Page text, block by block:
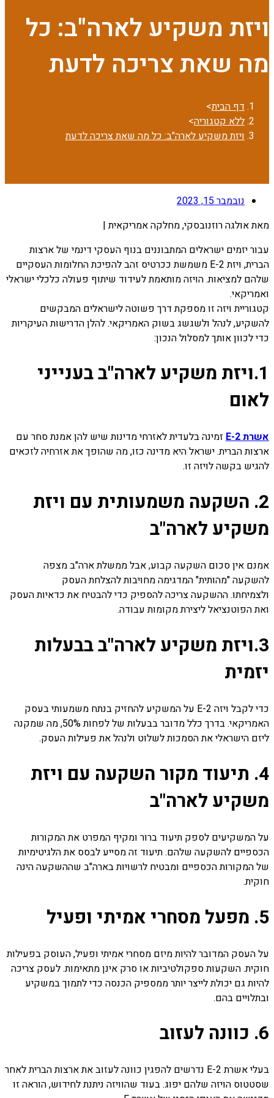
ויזת משקיע לארה"ב: כל
מה שאת צריכה לדעת
דף הבית>
ללא קטגוריה>
ויזת משקיע לארה"ב: כל מה שאת צריכה לדעת
נובמבר 15, 2023
מאת אולגה רוזנובסקי, מחלקה אמריקאית |
עבור יזמים ישראלים המתבוננים בנוף העסקי דינמי של ארצות
הברית, ויזת E-2 משמשת ככרטיס זהב להפיכת החלומות העסקיים
שלהם למציאות. הויזה מותאמת לעידוד שיתוף פעולה כלכלי ישראלי
ואמריקאי.
קטגוריית ויזה זו מספקת דרך פשוטה לישראלים המבקשים
להשקיע, לנהל ולשגשג בשוק האמריקאי. להלן הדרישות העיקריות
כדי לכוון אותך למסלול הנכון:
1. ויזת משקיע לארה"בבענייני
לאום
אשרת E-2
זמינה בלעדית לאזרחי מדינות שיש להן אמנת סחר עם
ארצות הברית. ישראל היא מדינה כזו, מה שהופך את אזרחיה לזכאים
להגיש בקשה לויזה זו.
2. השקעה משמעותית עם
ויזת
משקיע לארה"ב
אמנם אין סכום השקעה קבוע, אבל ממשלת ארה"ב מצפה
להשקעה "מהותית" המדגימה מחויבות להצלחת העסק
ולצמיחתו. ההשקעה צריכה להספיק כדי להבטיח את כדאיות העסק
ואת הפוטנציאל ליצירת מקומות עבודה.
3. ויזת משקיע לארה"בבבעלות
יזמית
כדי לקבל ויזה E-2 על המשקיע להחזיק בנתח משמעותי בעסק
האמריקאי. בדרך כלל מדובר בבעלות של לפחות 50%, מה שמקנה
ליזם הישראלי את הסמכות לשלוט ולנהל את פעילות העסק.
4. תיעוד מקור השקעה עם
ויזת
משקיע לארה"ב
על המשקיעים לספק תיעוד ברור ומקיף המפרט את המקורות
הכספיים להשקעה שלהם. תיעוד זה מסייע לבסס את הלגיטימיות
של המקורות הכספיים ומבטיח לרשויות בארה"ב שההשקעה הינה
חוקית.
5. מפעל מסחרי אמיתי ופעיל
על העסק המדובר להיות מיזם מסחרי אמיתי ופעיל, העוסק בפעילות
חוקית. השקעות ספקולטיביות או סרק אינן מתאימות. לעסק צריכה
להיות גם יכולת לייצר יותר ממספיק הכנסה כדי לתמוך במשקיע
ובתלויים בהם.
6. כוונה לעזוב
בעלי אשרת E-2 נדרשים להפגין כוונה לעזוב את ארצות הברית לאחר
שסטטוס הויזה שלהם יפוג. בעוד שהוויזה ניתנת לחידוש, הוראה זו